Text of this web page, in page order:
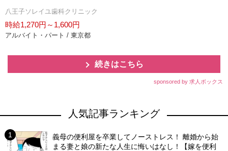
八王子ソレイユ歯科クリニック
時給1,270円～1,600円
アルバイト・パート / 東京都
続きはこちら
sponsored by 求人ボックス
人気記事ランキング
義母の便利屋を卒業してノーストレス！ 離婚から始
まる妻と娘の新たな人生に悔いはなし！【嫁を便利